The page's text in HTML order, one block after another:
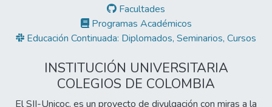
Facultades
Programas Académicos
Educación Continuada: Diplomados, Seminarios, Cursos
INSTITUCIÓN UNIVERSITARIA
COLEGIOS DE COLOMBIA
El SII-Unicoc, es un proyecto de divulgación con miras a la